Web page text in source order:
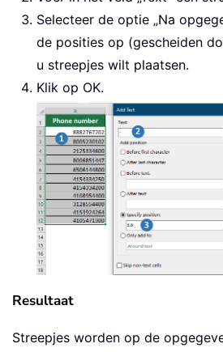
Selecteer de optie „Na
de posities op (gescheiden
u streepjes wilt plaatsen.
Klik op OK.
Resultaat
Streepjes worden op de